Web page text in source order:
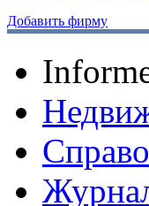
Добавить фирму